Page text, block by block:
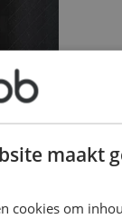
- 2 deuren & 1 lade
maakt
cookies om